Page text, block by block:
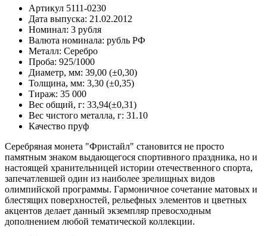
Артикул 5111-0230
Дата выпуска: 21.02.2012
Номинал: 3 рубля
Валюта номинала: рубль РФ
Металл: Серебро
Проба: 925/1000
Диаметр, мм: 39,00 (±0,30)
Толщина, мм: 3,30 (±0,35)
Тираж: 35 000
Вес общий, г: 33,94(±0,31)
Вес чистого металла, г: 31.10
Качество пруф
Серебряная монета "Фристайл" становится не просто
памятным знаком выдающегося спортивного праздника, но и
настоящей хранительницей истории отечественного спорта,
запечатлевшей один из наиболее зрелищных видов
олимпийской программы. Гармоничное сочетание матовых и
блестящих поверхностей, рельефных элементов и цветных
акцентов делает данный экземпляр превосходным
дополнением любой тематической коллекции.